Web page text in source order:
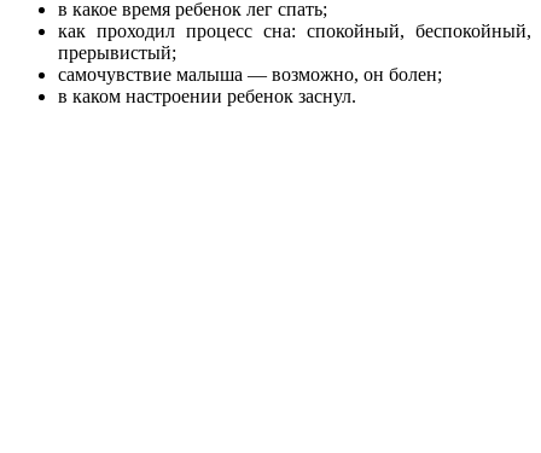
в какое время ребенок лег спать;
как проходил процесс сна: спокойный, беспокойный,
прерывистый;
самочувствие малыша — возможно, он болен;
в каком настроении ребенок заснул.